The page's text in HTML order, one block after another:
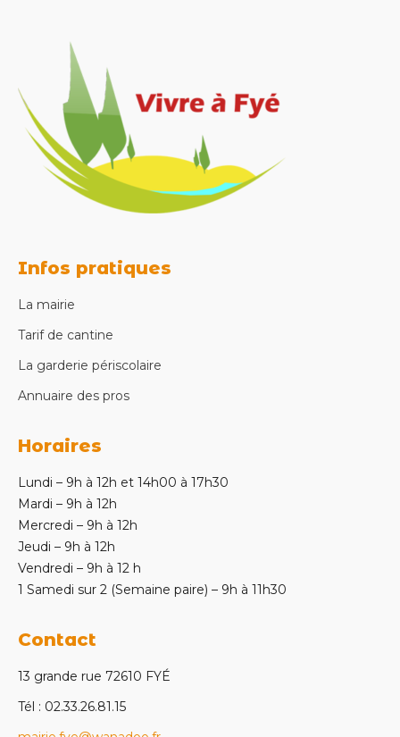
Infos pratiques
La mairie
Tarif de cantine
La garderie périscolaire
Annuaire des pros
Horaires
Lundi – 9h à 12h et 14h00 à 17h30
Mardi – 9h à 12h
Mercredi – 9h à 12h
Jeudi – 9h à 12h
Vendredi – 9h à 12 h
1 Samedi sur 2 (Semaine paire) – 9h à 11h30
Contact
13 grande rue 72610 FYÉ
Tél : 02.33.26.81.15